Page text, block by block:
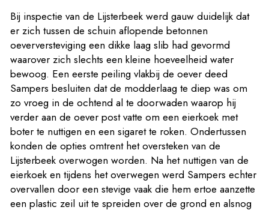
Bij inspectie van de Lijsterbeek werd gauw duidelijk dat
er zich tussen de schuin aflopende betonnen
oeverversteviging een dikke laag slib had gevormd
waarover zich slechts een kleine hoeveelheid water
bewoog. Een eerste peiling vlakbij de oever deed
Sampers besluiten dat de modderlaag te diep was om
zo vroeg in de ochtend al te doorwaden waarop hij
verder aan de oever post vatte om een eierkoek met
boter te nuttigen en een sigaret te roken. Ondertussen
konden de opties omtrent het oversteken van de
Lijsterbeek overwogen worden. Na het nuttigen van de
eierkoek en tijdens het overwegen werd Sampers echter
overvallen door een stevige vaak die hem ertoe aanzette
een plastic zeil uit te spreiden over de grond en alsnog